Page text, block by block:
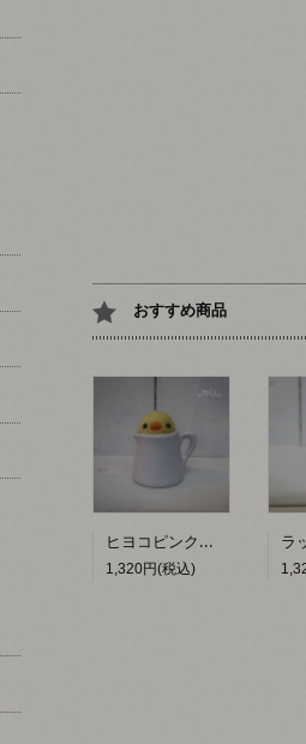
おすすめ商品
ヒヨコピンクッション 【hacy's】
1,320円(税込)